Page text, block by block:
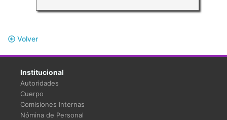
Volver
Institucional
Autoridades
Cuerpo
Comisiones Internas
Nómina de Personal